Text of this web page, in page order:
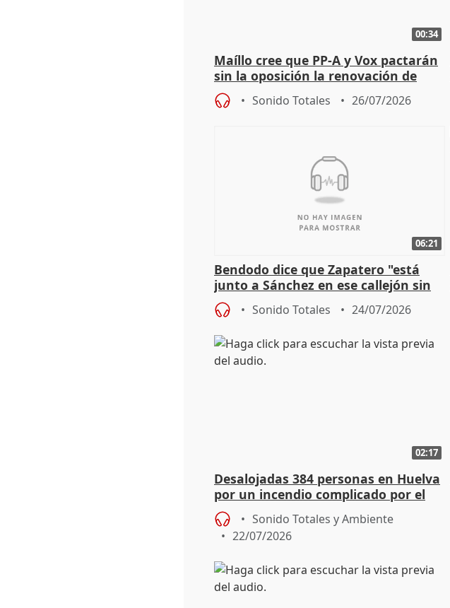
00:34
Maíllo cree que PP-A y Vox pactarán
sin la oposición la renovación de
órganos como el Defensor
Sonido Totales 26/07/2026
06:21
Bendodo dice que Zapatero "está
junto a Sánchez en ese callejón sin
salida
Sonido Totales 24/07/2026
02:17
Desalojadas 384 personas en Huelva
por un incendio complicado por el
viento
Sonido Totales y Ambiente
22/07/2026